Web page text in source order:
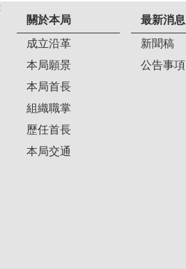
關於本局
成立沿革
本局願景
本局首長
組織職掌
歷任首長
本局交通
最新消息
新聞稿
公告事項